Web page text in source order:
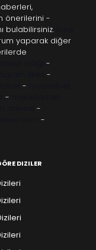
önerilerini -
bulabilirsiniz.
yaparak diğer
-
-
-
-
-
-
DIZILER